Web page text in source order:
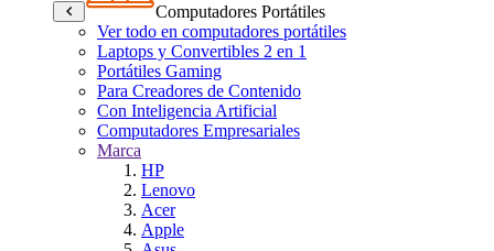
Computadores Portátiles
Ver todo en computadores portátiles
Laptops y Convertibles 2 en 1
Portátiles Gaming
Para Creadores de Contenido
Con Inteligencia Artificial
Computadores Empresariales
Marca
HP
Lenovo
Acer
Apple